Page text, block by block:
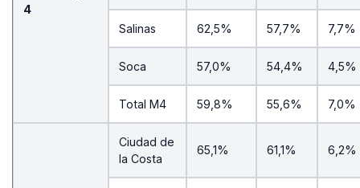
4
Salinas 62,5% 57,7% 7,7%
Soca 57,0% 54,4% 4,5%
Total M4 59,8% 55,6% 7,0%
Ciudad de
la Costa
65,1% 61,1% 6,2%